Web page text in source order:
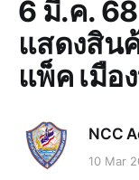
6 มี.ค.
แสดงสิน
แพ็ค เมือ
NCC
10 Mar